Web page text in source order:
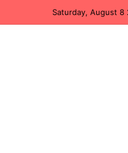
Saturday, August 8